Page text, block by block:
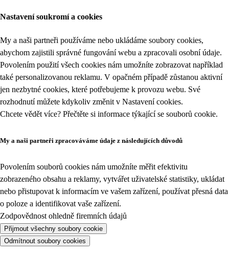
Nastavení soukromí a cookies
My a naši partneři používáme nebo ukládáme soubory cookies,
abychom zajistili správné fungování webu a zpracovali osobní údaje.
Povolením použití všech cookies nám umožníte zobrazovat například
také personalizovanou reklamu. V opačném případě zůstanou aktivní
jen nezbytné cookies, které potřebujeme k provozu webu. Své
rozhodnutí můžete kdykoliv změnit v Nastavení cookies.
Chcete vědět více? Přečtěte si informace týkající se souborů cookie.
My a naši partneři zpracováváme údaje z následujících důvodů
Povolením souborů cookies nám umožníte měřit efektivitu
zobrazeného obsahu a reklamy, vytvářet uživatelské statistiky, ukládat
nebo přistupovat k informacím ve vašem zařízení, používat přesná data
o poloze a identifikovat vaše zařízení.
Zodpovědnost ohledně firemních údajů
Přijmout všechny soubory cookie
Odmítnout soubory cookies